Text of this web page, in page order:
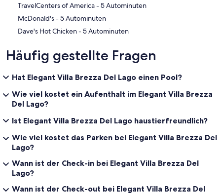
‪TravelCenters of America - ‬5 Autominuten
‪McDonald's - ‬5 Autominuten
‪Dave's Hot Chicken - ‬5 Autominuten
Häufig gestellte Fragen
Hat Elegant Villa Brezza Del Lago einen Pool?
Wie viel kostet ein Aufenthalt im Elegant Villa Brezza
Del Lago?
Ist Elegant Villa Brezza Del Lago haustierfreundlich?
Wie viel kostet das Parken bei Elegant Villa Brezza Del
Lago?
Wann ist der Check-in bei Elegant Villa Brezza Del
Lago?
Wann ist der Check-out bei Elegant Villa Brezza Del